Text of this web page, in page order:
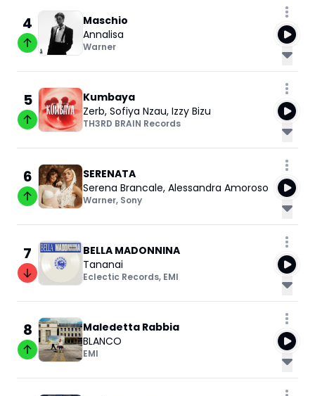
4
Maschio
Annalisa
Warner
5
Kumbaya
Zerb, Sofiya Nzau, Izzy Bizu
TH3RD BRAIN Records
6
SERENATA
Serena Brancale, Alessandra Amoroso
Warner, Sony
7
BELLA MADONNINA
Tananai
Eclectic Records, EMI
8
Maledetta Rabbia
BLANCO
EMI